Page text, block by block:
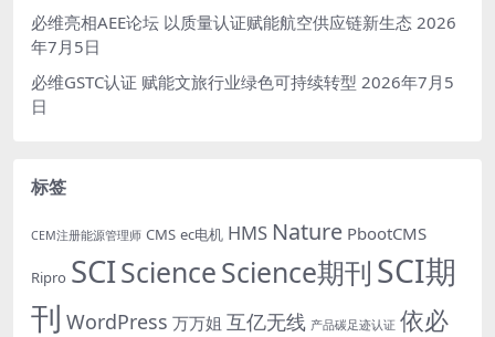
必维亮相AEE论坛 以质量认证赋能航空供应链新生态 2026
年7月5日
必维GSTC认证 赋能文旅行业绿色可持续转型 2026年7月5
日
标签
CEM注册能源管理师 CMS ec电机 HMS Nature PbootCMS
Ripro SCIScienceScience期刊 SCI期
刊 WordPress 万万姐 互亿无线 产品碳足迹认证 依必